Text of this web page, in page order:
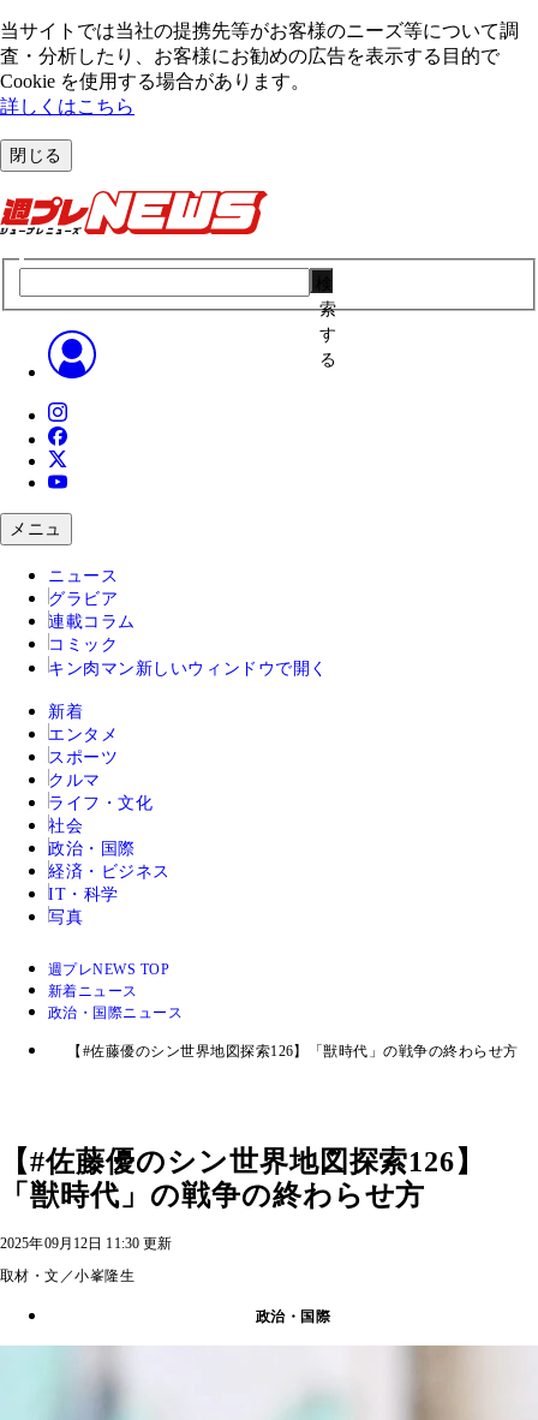
当サイトでは当社の提携先等がお客様のニーズ等について調
査・分析したり、お客様にお勧めの広告を表⽰する⽬的で
Cookie を使⽤する場合があります。
詳しくはこちら
閉じる
索
す
る
メニュ
ニュース
グラビア
連載コラム
コミック
キン肉マン 新しいウィンドウで開く
新着
エンタメ
スポーツ
クルマ
ライフ・文化
社会
政治・国際
経済・ビジネス
IT・科学
写真
週プレNEWS TOP
新着ニュース
政治・国際ニュース
【#佐藤優のシン世界地図探索126】「獣時代」の戦争の終わらせ方
【#佐藤優のシン世界地図探索126】
「獣時代」の戦争の終わらせ方
2025年09月12日 11:30 更新
取材・文／小峯隆生
政治・国際